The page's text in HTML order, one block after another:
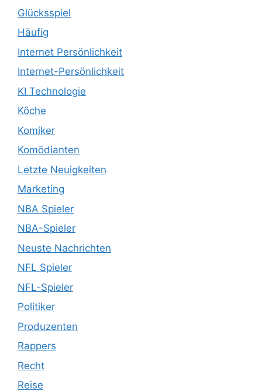
Glücksspiel
Häufig
Internet Persönlichkeit
Internet-Persönlichkeit
KI Technologie
Köche
Komiker
Komödianten
Letzte Neuigkeiten
Marketing
NBA Spieler
NBA-Spieler
Neuste Nachrichten
NFL Spieler
NFL-Spieler
Politiker
Produzenten
Rappers
Recht
Reise